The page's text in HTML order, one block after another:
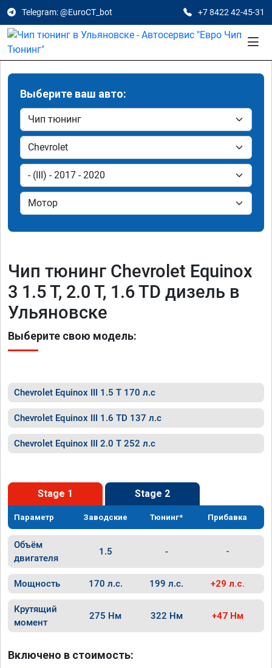
Telegram: @EuroCT_bot +7 8422 42-45-31
Выберите ваш авто:
Чип тюнинг Chevrolet Equinox
3 1.5 T, 2.0 T, 1.6 TD дизель в
Ульяновске
Выберите свою модель:
Chevrolet Equinox III 1.5 T 170 л.с
Chevrolet Equinox III 1.6 TD 137 л.с
Chevrolet Equinox III 2.0 T 252 л.с
Stage 1 Stage 2
Параметр Заводские Тюнинг* Прибавка
Объём
двигателя
1.5 - -
Мощность 170 л.с. 199 л.с. +29 л.с.
Крутящий
момент
275 Нм 322 Нм +47 Нм
Включено в стоимость: